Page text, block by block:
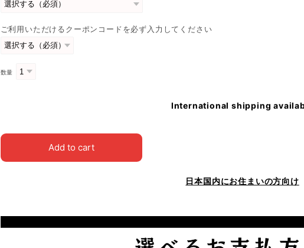
ご利用いただけるクーポンコードを必ず入力してください
数量
International shipping
Add to cart
日本国内にお住まいの方向け